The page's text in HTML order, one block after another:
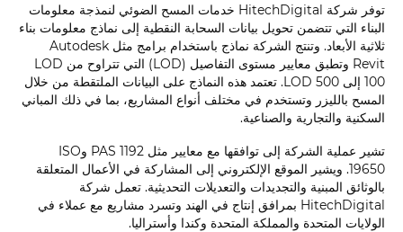
توفر شركة HitechDigital خدمات المسح الضوئي لنمذجة معلومات
البناء التي تتضمن تحويل بيانات السحابة النقطية إلى نماذج معلومات بناء
ثلاثية الأبعاد. وتنتج الشركة نماذج باستخدام برامج مثل Autodesk
Revit وتطبق معايير مستوى التفاصيل (LOD) التي تتراوح من LOD
100 إلى LOD 500. تعتمد هذه النماذج على البيانات الملتقطة من خلال
المسح بالليزر وتستخدم في مختلف أنواع المشاريع، بما في ذلك المباني
السكنية والتجارية والصناعية.
تشير عملية الشركة إلى توافقها مع معايير مثل PAS 1192 وISO
19650. ويشير الموقع الإلكتروني إلى المشاركة في الأعمال المتعلقة
بالوثائق المبنية والتجديدات والتعديلات التحديثية. تعمل شركة
HitechDigital بمرافق إنتاج في الهند وتسرد مشاريع مع عملاء في
الولايات المتحدة والمملكة المتحدة وكندا وأستراليا.